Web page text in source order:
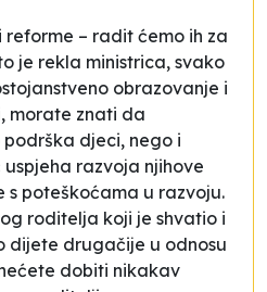
– radit ćemo ih za
je rekla ministrica, svako
obrazovanje i
morate znati da
djeci, nego i
razvoja njihove
poteškoćama u razvoju.
roditelja koji je shvatio i
dijete drugačije u odnosu
dobiti nikakav